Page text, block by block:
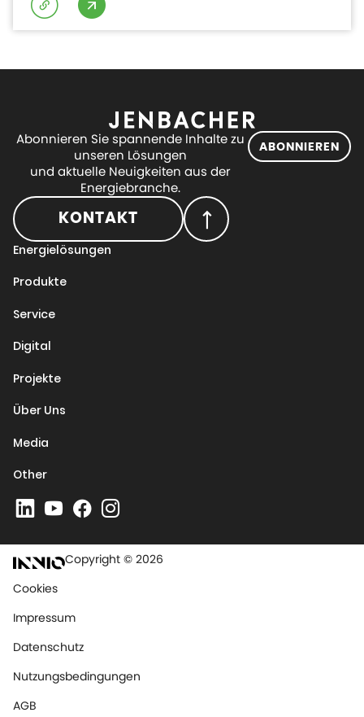
Abonnieren Sie spannende Inhalte zu
unseren Lösungen
und aktuelle Neuigkeiten aus der
Energiebranche.
ABONNIEREN
KONTAKT
Energielösungen
Produkte
Service
Digital
Projekte
Über Uns
Media
Other
Copyright © 2026
Cookies
Impressum
Datenschutz
Nutzungsbedingungen
AGB